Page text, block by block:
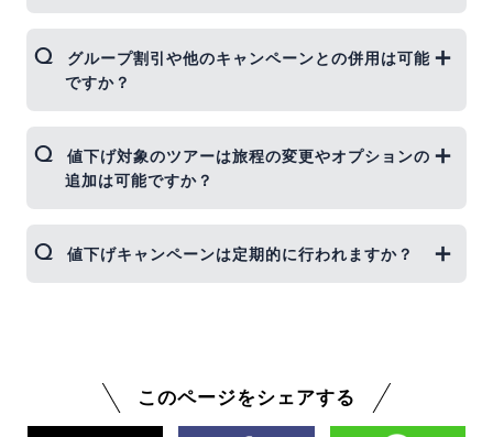
め、値下げ後でも価格が上昇する場合があります。
おりますが、価格変動についてはご理解いただけま
すと幸いです。
ェブサイトからオンライン予約をお願いいたしま
す。
グループ割引や他のキャンペーンとの併用は可能
ですか？
割引やキャンペーンとの併用はできません。ただ
し、ポイント利用は通常通り可能です。
値下げ対象のツアーは旅程の変更やオプションの
追加は可能ですか？
程の変更やオプションの追加はできません。弊社の
ツアーは通常ツアーも含め特別価格でご提供してい
いただき、ご希望の内容で新規にご予約いただく必
要があります。ただし、この場合、キャンセル料の
発生、また新規予約時の料金が当初の料金と異なる
値下げキャンペーンは定期的に行われますか？
当社ウェブサイトやメールマガジンでご確認くださ
このページをシェアする